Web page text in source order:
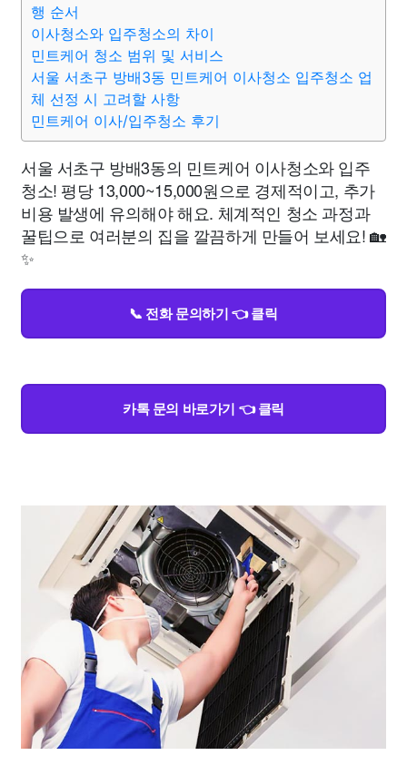
행 순서
이사청소와 입주청소의 차이
민트케어 청소 범위 및 서비스
서울 서초구 방배3동 민트케어 이사청소 입주청소 업
체 선정 시 고려할 사항
민트케어 이사/입주청소 후기
서울 서초구 방배3동의 민트케어 이사청소와 입주
청소! 평당 13,000~15,000원으로 경제적이고, 추가
비용 발생에 유의해야 해요. 체계적인 청소 과정과
꿀팁으로 여러분의 집을 깔끔하게 만들어 보세요! 🏡
✨
📞 전화 문의하기 👈 클릭
카톡 문의 바로가기 👈 클릭